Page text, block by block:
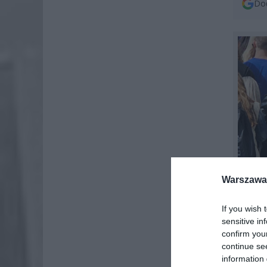
If you wish
sensitive
confirm
continue
information